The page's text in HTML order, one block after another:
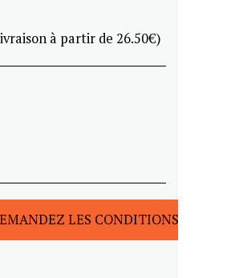
à partir de 26.50€)
LES CONDITIONS